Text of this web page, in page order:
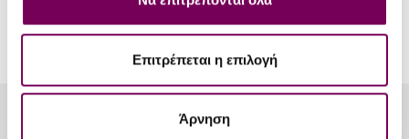
Επιτρέπεται η επιλογή
Άρνηση
ΕΧΕΤΕ ΦΤΑΣΕΙ ΣΤΟ ΤΕΛΟΣ ΤΗΣ ΛΙΣΤΑΣ.